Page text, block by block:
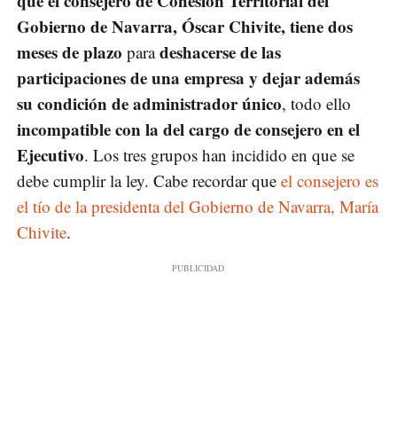
Gobierno de Navarra, Óscar Chivite, tiene dos
meses de plazo paradeshacerse de las
participaciones de una empresa y dejar además
su condición de administrador único, todo ello
incompatible con la del cargo de consejero en el
Ejecutivo. Los tres grupos han incidido en que se
debe cumplir la ley. Cabe recordar que el consejero es
el tío de la presidenta del Gobierno de Navarra, María
Chivite.